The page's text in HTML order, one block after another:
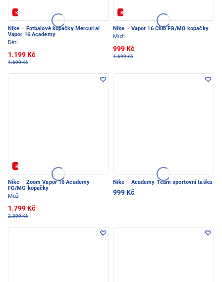
Kód: FOTBAL20
Nike · Fotbalové kopačky Mercurial
Vapor 16 Academy
Děti
1.199 Kč
1.699 Kč
Kód: FOTBAL20
Nike · Vapor 16 Club FG/MG kopačky
Muži
999 Kč
1.699 Kč
Kód: FOTBAL20
Nike · Zoom Vapor 16 Academy
FG/MG kopačky
Muži
1.799 Kč
2.399 Kč
Nike · Academy Team sportovní taška
999 Kč